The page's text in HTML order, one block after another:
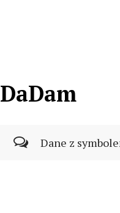
DaDam
Dane z